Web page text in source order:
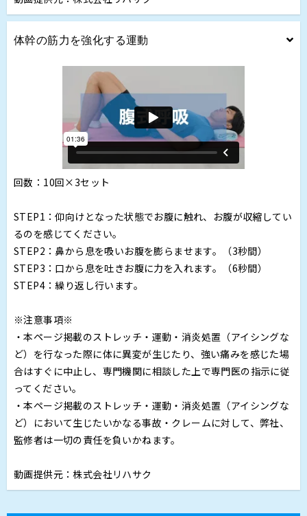
体幹の筋力を強化する運動
回数：10回×3セット
STEP1：仰向けとなった状態でお腹に触れ、お腹が収縮してい
るのを感じてください。
STEP2：鼻から息を吸いお腹を膨らませます。（3秒間）
STEP3：口から息を吐きお腹に力を入れます。（6秒間）
STEP4：繰り返し行います。
※注意事項※
・本ページ掲載のストレッチ・運動・消炎処置（アイシングな
ど）を行なった際に体に異変が生じたり、強い痛みを感じた場
合はすぐに中止し、専門機関に相談した上で専門医の指示に従
ってください。
・本ページ掲載のストレッチ・運動・消炎処置（アイシングな
ど）において生じたいかなる事故・クレームに対して、弊社、
監修者は一切の責任を負いかねます。
動画提供元：株式会社リハサク